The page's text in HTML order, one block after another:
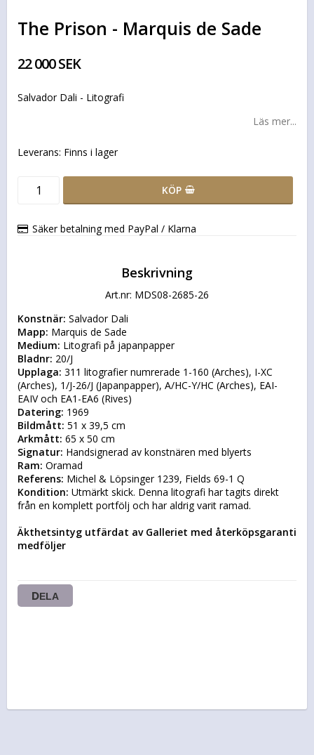
The Prison - Marquis de Sade
22 000 SEK
Salvador Dali - Litografi
Läs mer...
Leverans: Finns i lager
KÖP
Säker betalning med PayPal / Klarna
Beskrivning
Art.nr: MDS08-2685-26
Konstnär:
Mapp:
Medium:
Bladnr:
Upplaga: 311 litografier numrerade 1-160 (Arches), I-XC
(Arches), 1/J-26/J (Japanpapper), A/HC-Y/HC (Arches), EAI-
Datering:
Bildmått:
Arkmått:
Signatur:
Ram:
Referens:
Kondition: Utmärkt skick. Denna litografi har tagits direkt
från en komplett portfölj och har aldrig varit ramad.
Äkthetsintyg utfärdat av Galleriet med återköpsgaranti
medföljer
DELA